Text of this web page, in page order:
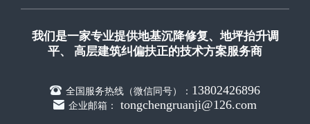
我们是一家专业提供地基沉降修复、地坪抬升调
平、 高层建筑纠偏扶正的技术方案服务商
全国服务热线（微信同号）： 13802426896
企业邮箱： tongchengruanji@126.com